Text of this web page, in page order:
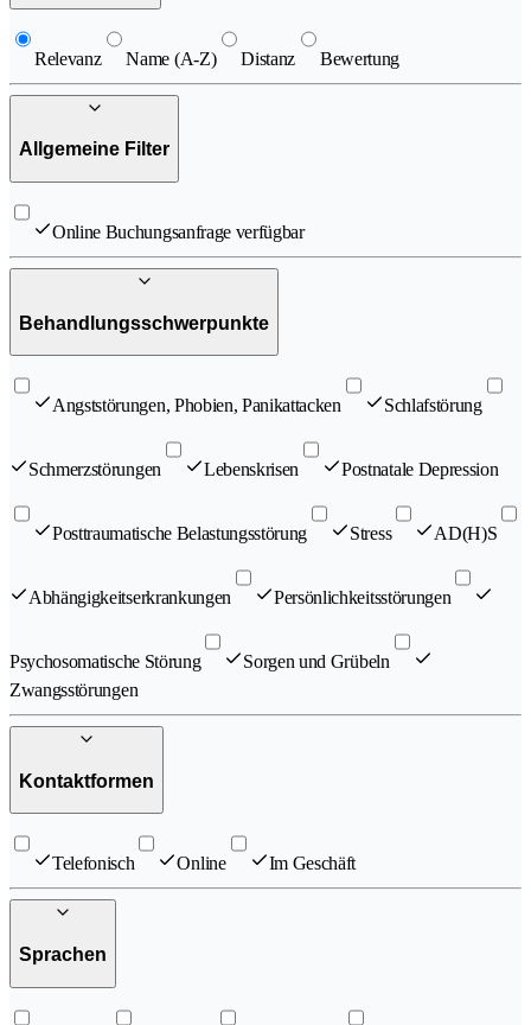
Relevanz Name (A-Z) Distanz Bewertung
Allgemeine Filter
Online Buchungsanfrage verfügbar
Behandlungsschwerpunkte
Angststörungen, Phobien, Panikattacken Schlafstörung
Schmerzstörungen Lebenskrisen Postnatale Depression
Posttraumatische Belastungsstörung Stress AD(H)S
Abhängigkeitserkrankungen Persönlichkeitsstörungen
Psychosomatische Störung
Sorgen und Grübeln
Zwangsstörungen
Kontaktformen
Telefonisch Online Im Geschäft
Sprachen